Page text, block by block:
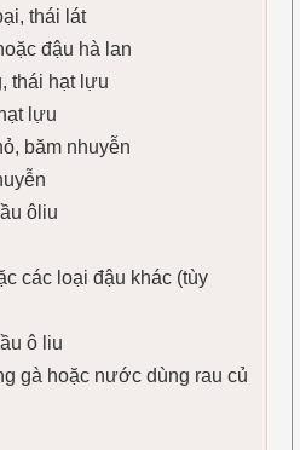
thái lát
đậu hà lan
thái hạt lựu
lựu
băm nhuyễn
ôliu
các loại đậu khác (tùy
ô liu
gà hoặc nước dùng rau củ